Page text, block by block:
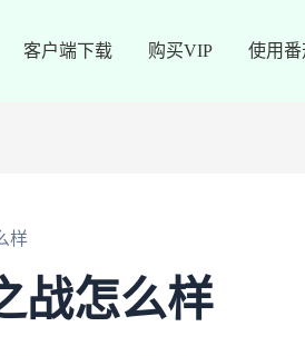
客户端下载 购买VIP 使用番
样
战怎么样